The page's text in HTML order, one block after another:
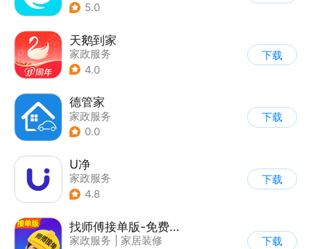
5.0
天鹅到家
家政服务
4.0
下载
德管家
家政服务
0.0
下载
U净
家政服务
4.8
下载
找师傅接单版-免费派单接单
家政服务
家居装修
下载